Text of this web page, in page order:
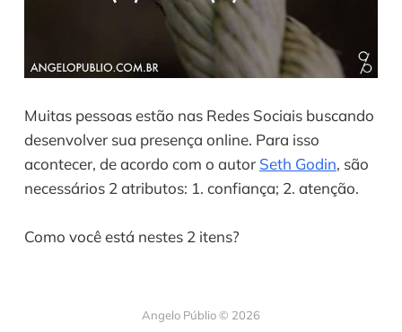
Muitas pessoas estão nas Redes Sociais buscando
desenvolver sua presença online. Para isso
acontecer, de acordo com o autor Seth Godin, são
necessários 2 atributos: 1. confiança; 2. atenção.
Como você está nestes 2 itens?
Angelo Públio © 2026